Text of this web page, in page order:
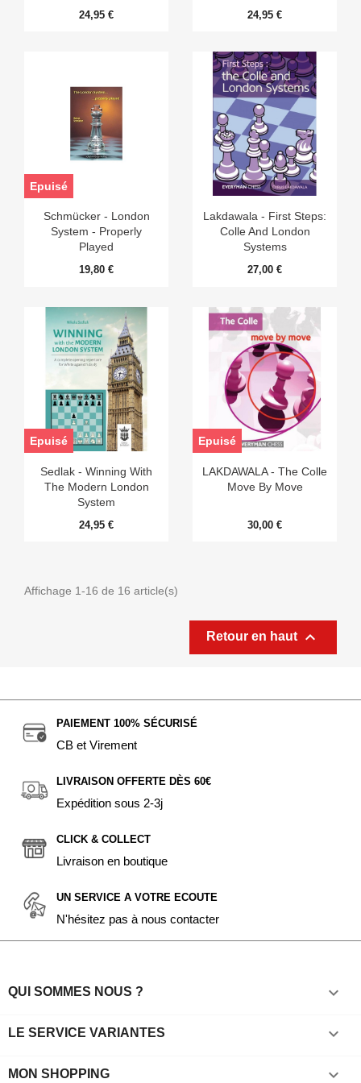
24,95 € 24,95 €
Schmücker - London
System - Properly
Played
19,80 €
Epuisé
Lakdawala - First Steps:
Colle And London
Systems
27,00 €
Sedlak - Winning With
The Modern London
System
24,95 €
Epuisé
LAKDAWALA - The Colle
Move By Move
30,00 €
Epuisé
Affichage 1-16 de 16 article(s)
Retour en haut 
PAIEMENT 100% SÉCURISÉ
CB et Virement
LIVRAISON OFFERTE DÈS 60€
Expédition sous 2-3j
CLICK & COLLECT
Livraison en boutique
UN SERVICE A VOTRE ECOUTE
N'hésitez pas à nous contacter
QUI SOMMES NOUS ? 
LE SERVICE VARIANTES 
MON SHOPPING 